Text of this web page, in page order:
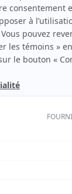
Clara